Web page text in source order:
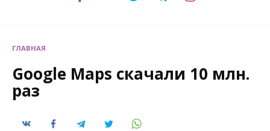
ГЛАВНАЯ
Google Maps скачали 10 млн.
раз